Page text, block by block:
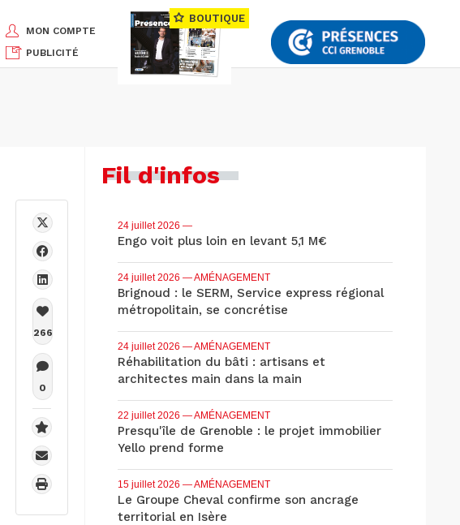
MON COMPTE
PUBLICITÉ
BOUTIQUE
266
0
Fil d'infos
24 juillet 2026 —
Engo voit plus loin en levant 5,1 M€
24 juillet 2026 — AMÉNAGEMENT
Brignoud : le SERM, Service express régional
métropolitain, se concrétise
24 juillet 2026 — AMÉNAGEMENT
Réhabilitation du bâti : artisans et
architectes main dans la main
22 juillet 2026 — AMÉNAGEMENT
Presqu'île de Grenoble : le projet immobilier
Yello prend forme
15 juillet 2026 — AMÉNAGEMENT
Le Groupe Cheval confirme son ancrage
territorial en Isère